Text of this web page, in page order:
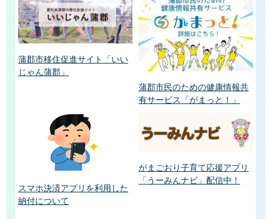
蒲郡市移住促進サイト「いい
じゃん蒲郡」
蒲郡市民のための健康情報共
有サービス「がまっと！」
スマホ決済アプリを利用した
納付について
がまごおり子育て応援アプリ
「うーみんナビ」配信中！